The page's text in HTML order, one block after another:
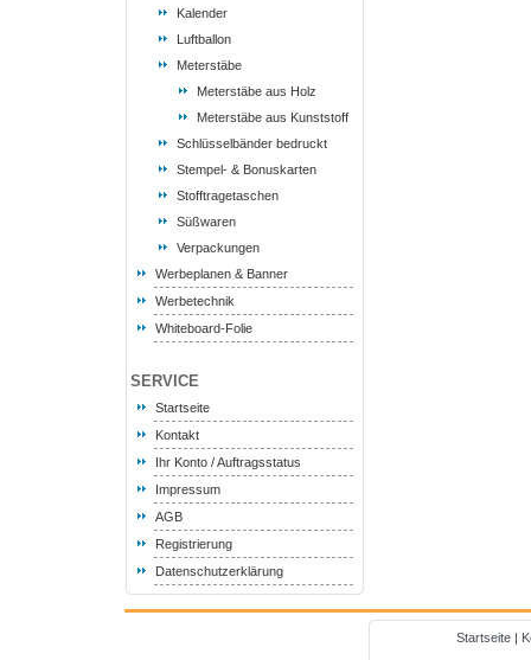
Kalender
Luftballon
Meterstäbe
Meterstäbe aus Holz
Meterstäbe aus Kunststoff
Schlüsselbänder bedruckt
Stempel- & Bonuskarten
Stofftragetaschen
Süßwaren
Verpackungen
Werbeplanen & Banner
Werbetechnik
Whiteboard-Folie
SERVICE
Startseite
Kontakt
Ihr Konto / Auftragsstatus
Impressum
AGB
Registrierung
Datenschutzerklärung
Startseite |